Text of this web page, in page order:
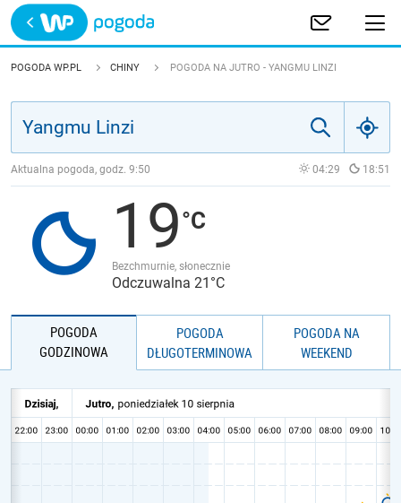
Trwa ładowanie
POLSKA
JAKOŚĆ POWIETRZA
POGODA WP.PL CHINY POGODA NA JUTRO - YANGMU LINZI
Aktualna pogoda, godz. 9:50 04:29 18:51
19
Bezchmurnie, słonecznie
Odczuwalna 21°C
POGODA
GODZINOWA
POGODA
DŁUGOTERMINOWA
POGODA NA
WEEKEND